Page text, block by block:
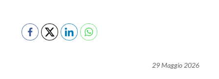
29 Maggio 2026